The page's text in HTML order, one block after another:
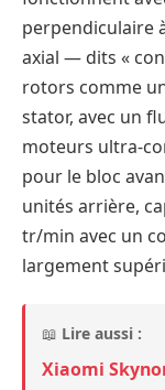
perpendiculaire
axial — dits «
rotors comme
stator, avec un
moteurs ultra-
pour le bloc
unités arrière,
tr/min avec un
largement
📖 Lire aussi :
Xiaomi